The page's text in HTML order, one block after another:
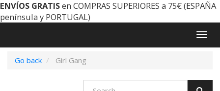
ENVÍOS GRATISen COMPRAS SUPERIORES a 75€ (ESPAÑA
península y PORTUGAL)
Go back
Girl Gang